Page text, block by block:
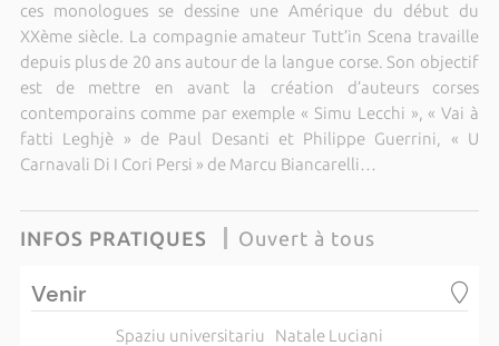
ces monologues se dessine une Amérique du début du
XXème siècle. La compagnie amateur Tutt’in Scena travaille
depuis plus de 20 ans autour de la langue corse. Son objectif
est de mettre en avant la création d’auteurs corses
contemporains comme par exemple « Simu Lecchi », « Vai à
fatti Leghjè » de Paul Desanti et Philippe Guerrini, « U
Carnavali Di I Cori Persi » de Marcu Biancarelli…
INFOS PRATIQUES Ouvert à tous
Venir
Spaziu universitariu Natale Luciani